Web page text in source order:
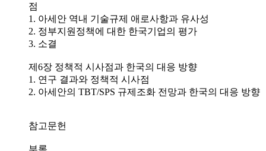
점
1. 아세안 역내 기술규제 애로사항과 유사성
2. 정부지원정책에 대한 한국기업의 평가
3. 소결
제6장 정책적 시사점과 한국의 대응 방향
1. 연구 결과와 정책적 시사점
2. 아세안의 TBT/SPS 규제조화 전망과 한국의 대응 방향
참고문헌
부록